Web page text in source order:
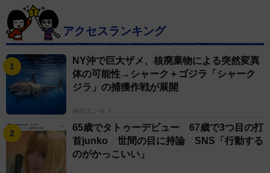
アクセスランキング
NY沖で巨大ザメ、核廃棄物による突然変異
体の可能性→シャーク＋ゴジラ「シャーク
ジラ」の捕獲作戦が展開
海外エンタメ
65歳でタトゥーデビュー 67歳で3つ目の打
首junko 世間の目に持論 SNS「行動する
のがかっこいい」